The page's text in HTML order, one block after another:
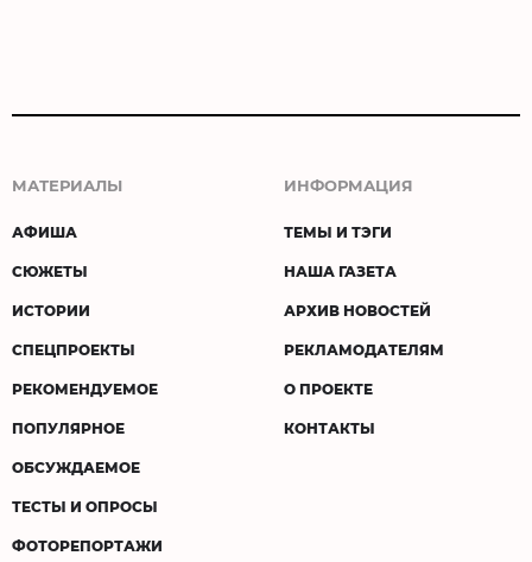
МАТЕРИАЛЫ
АФИША
СЮЖЕТЫ
ИСТОРИИ
СПЕЦПРОЕКТЫ
РЕКОМЕНДУЕМОЕ
ПОПУЛЯРНОЕ
ОБСУЖДАЕМОЕ
ТЕСТЫ И ОПРОСЫ
ФОТОРЕПОРТАЖИ
ИНФОРМАЦИЯ
ТЕМЫ И ТЭГИ
НАША ГАЗЕТА
АРХИВ НОВОСТЕЙ
РЕКЛАМОДАТЕЛЯМ
О ПРОЕКТЕ
КОНТАКТЫ